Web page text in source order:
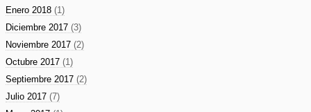
Enero 2018 (1)
Diciembre 2017 (3)
Noviembre 2017 (2)
Octubre 2017 (1)
Septiembre 2017 (2)
Julio 2017 (7)